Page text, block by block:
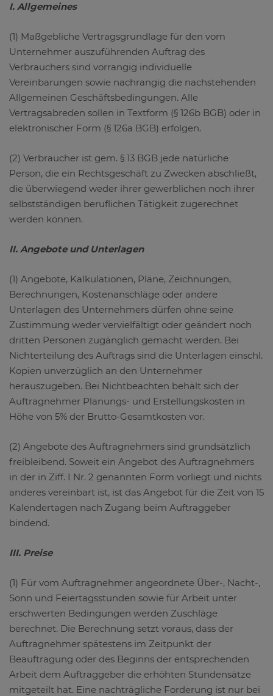
I. Allgemeines
(1) Maßgebliche Vertragsgrundlage für den vom
Unternehmer auszuführenden Auftrag des
Verbrauchers sind vorrangig individuelle
Vereinbarungen sowie nachrangig die nachstehenden
Allgemeinen Geschäftsbedingungen. Alle
Vertragsabreden sollen in Textform (§ 126b BGB) oder in
elektronischer Form (§ 126a BGB) erfolgen.
(2) Verbraucher ist gem. § 13 BGB jede natürliche
Person, die ein Rechtsgeschäft zu Zwecken abschließt,
die überwiegend weder ihrer gewerblichen noch ihrer
selbstständigen beruflichen Tätigkeit zugerechnet
werden können.
II. Angebote und Unterlagen
(1) Angebote, Kalkulationen, Pläne, Zeichnungen,
Berechnungen, Kostenanschläge oder andere
Unterlagen des Unternehmers dürfen ohne seine
Zustimmung weder vervielfältigt oder geändert noch
dritten Personen zugänglich gemacht werden. Bei
Nichterteilung des Auftrags sind die Unterlagen einschl.
Kopien unverzüglich an den Unternehmer
herauszugeben. Bei Nichtbeachten behält sich der
Auftragnehmer Planungs- und Erstellungskosten in
Höhe von 5% der Brutto-Gesamtkosten vor.
(2) Angebote des Auftragnehmers sind grundsätzlich
freibleibend. Soweit ein Angebot des Auftragnehmers
in der in Ziff. I Nr. 2 genannten Form vorliegt und nichts
anderes vereinbart ist, ist das Angebot für die Zeit von 15
Kalendertagen nach Zugang beim Auftraggeber
bindend.
III. Preise
(1) Für vom Auftragnehmer angeordnete Über-, Nacht-,
Sonn und Feiertagsstunden sowie für Arbeit unter
erschwerten Bedingungen werden Zuschläge
berechnet. Die Berechnung setzt voraus, dass der
Auftragnehmer spätestens im Zeitpunkt der
Beauftragung oder des Beginns der entsprechenden
Arbeit dem Auftraggeber die erhöhten Stundensätze
mitgeteilt hat. Eine nachträgliche Forderung ist nur bei